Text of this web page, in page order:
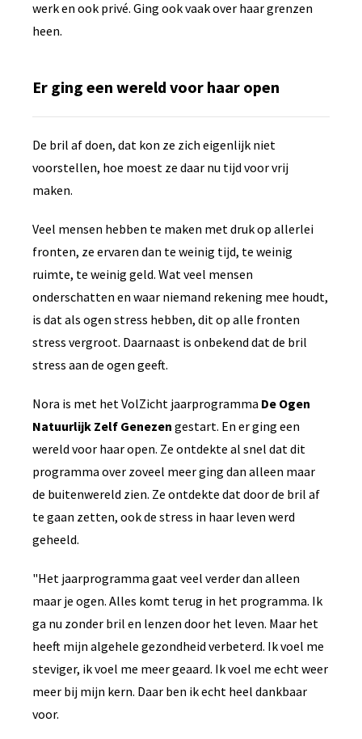
werk en ook privé. Ging ook vaak over haar grenzen
heen.
Er ging een wereld voor haar open
De bril af doen, dat kon ze zich eigenlijk niet
voorstellen, hoe moest ze daar nu tijd voor vrij
maken.
Veel mensen hebben te maken met druk op allerlei
fronten, ze ervaren dan te weinig tijd, te weinig
ruimte, te weinig geld. Wat veel mensen
onderschatten en waar niemand rekening mee houdt,
is dat als ogen stress hebben, dit op alle fronten
stress vergroot. Daarnaast is onbekend dat de bril
stress aan de ogen geeft.
Nora is met het VolZicht jaarprogramma De Ogen
Natuurlijk Zelf Genezen gestart. En er ging een
wereld voor haar open. Ze ontdekte al snel dat dit
programma over zoveel meer ging dan alleen maar
de buitenwereld zien. Ze ontdekte dat door de bril af
te gaan zetten, ook de stress in haar leven werd
geheeld.
"Het jaarprogramma gaat veel verder dan alleen
maar je ogen. Alles komt terug in het programma. Ik
ga nu zonder bril en lenzen door het leven. Maar het
heeft mijn algehele gezondheid verbeterd. Ik voel me
steviger, ik voel me meer geaard. Ik voel me echt weer
meer bij mijn kern. Daar ben ik echt heel dankbaar
voor.